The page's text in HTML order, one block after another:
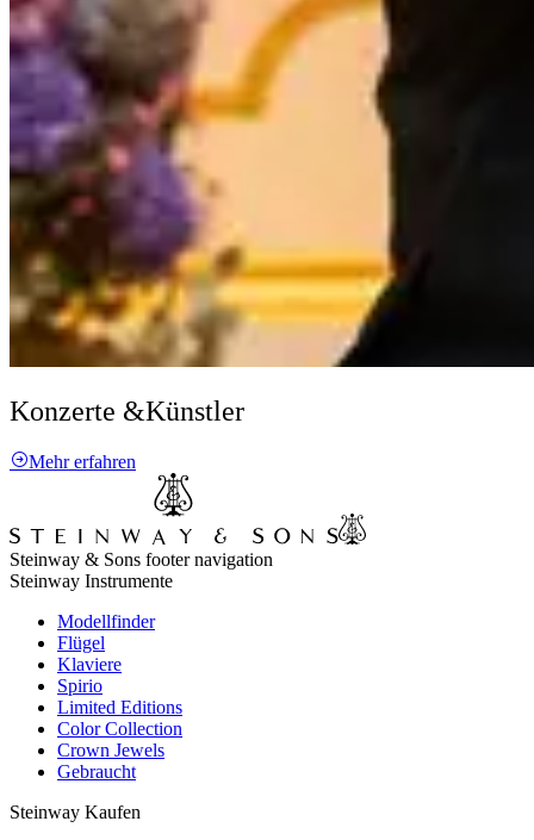
Konzerte &Künstler
Mehr erfahren
Steinway & Sons footer navigation
Steinway Instrumente
Modellfinder
Flügel
Klaviere
Spirio
Limited Editions
Color Collection
Crown Jewels
Gebraucht
Steinway Kaufen